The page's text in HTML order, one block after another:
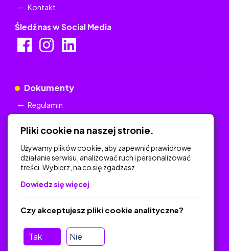
Kontakt
Śledź nas w Social Media
Dokumenty
Regulamin
Na skróty
Polityka Prywatności
Regulamin
O platformie
Baza materiałów dydaktycznych
Jak zostać autorem
Pliki cookie na naszej stronie.
Używamy plików cookie, aby zapewnić prawidłowe
działanie serwisu, analizować ruch i personalizować
treści. Wybierz, na co się zgadzasz.
Dowiedz się więcej
Tak Nie
Czy akceptujesz pliki cookie analityczne?